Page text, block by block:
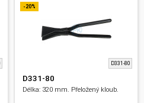
-20%
D331-80
D331-80
Délka: 320 mm. Přeložený kloub.